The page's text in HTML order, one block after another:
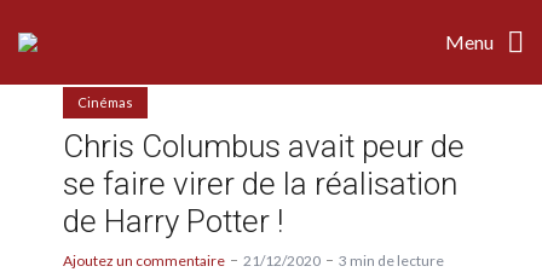
Menu
Cinémas
Chris Columbus avait peur de
se faire virer de la réalisation
de Harry Potter !
Ajoutez un commentaire 21/12/2020
3 min de lecture